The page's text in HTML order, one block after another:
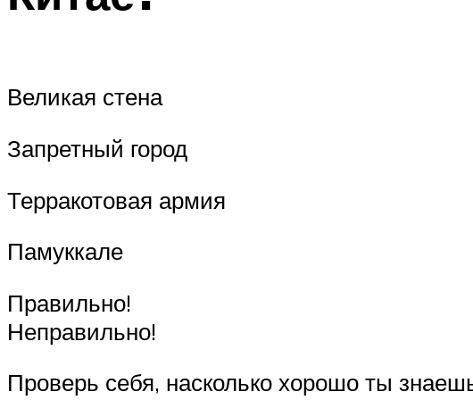
Великая стена
Запретный город
Терракотовая армия
Памуккале
Правильно!
Неправильно!
Проверь себя, насколько хорошо ты